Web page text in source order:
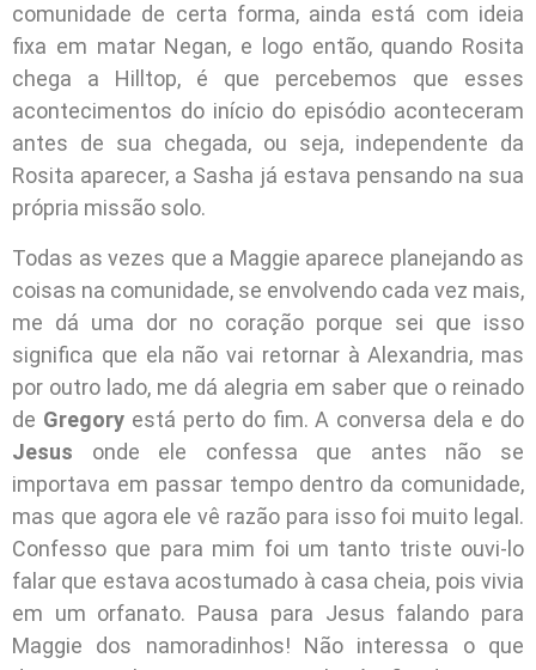
comunidade de certa forma, ainda está com ideia
fixa em matar Negan, e logo então, quando Rosita
chega a Hilltop, é que percebemos que esses
acontecimentos do início do episódio aconteceram
antes de sua chegada, ou seja, independente da
Rosita aparecer, a Sasha já estava pensando na sua
própria missão solo.
Todas as vezes que a Maggie aparece planejando as
coisas na comunidade, se envolvendo cada vez mais,
me dá uma dor no coração porque sei que isso
significa que ela não vai retornar à Alexandria, mas
por outro lado, me dá alegria em saber que o reinado
de Gregoryestá perto do fim. A conversa dela e do
Jesus onde ele confessa que antes não se
importava em passar tempo dentro da comunidade,
mas que agora ele vê razão para isso foi muito legal.
Confesso que para mim foi um tanto triste ouvi-lo
falar que estava acostumado à casa cheia, pois vivia
em um orfanato. Pausa para Jesus falando para
Maggie dos namoradinhos! Não interessa o que